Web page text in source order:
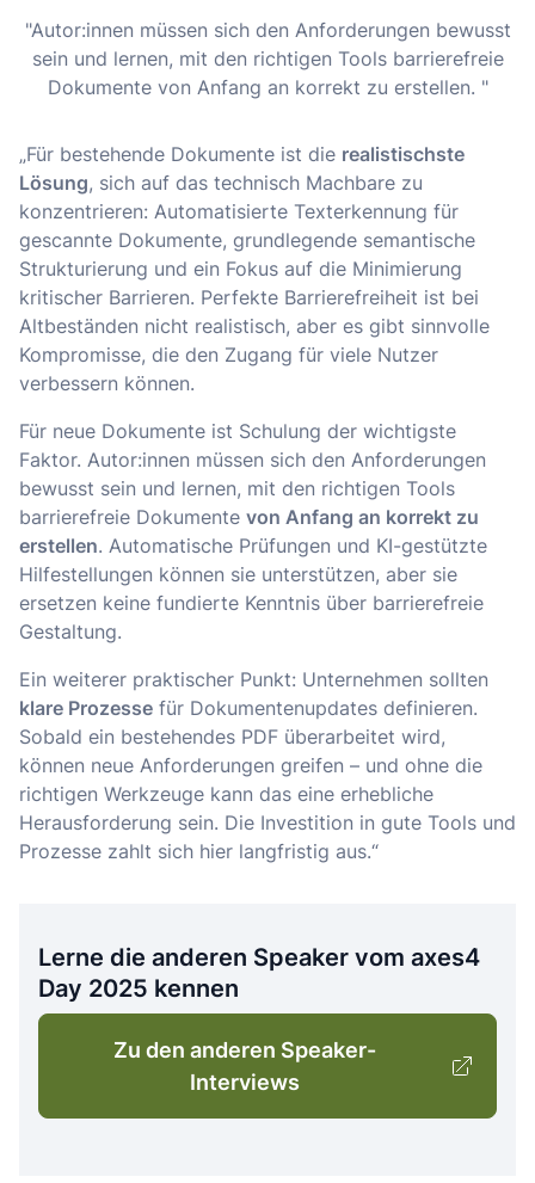
"Autor:innen müssen sich den Anforderungen bewusst
sein und lernen, mit den richtigen Tools barrierefreie
Dokumente von Anfang an korrekt zu erstellen. "
„Für bestehende Dokumente ist die realistischste
Lösung, sich auf das technisch Machbare zu
konzentrieren: Automatisierte Texterkennung für
gescannte Dokumente, grundlegende semantische
Strukturierung und ein Fokus auf die Minimierung
kritischer Barrieren. Perfekte Barrierefreiheit ist bei
Altbeständen nicht realistisch, aber es gibt sinnvolle
Kompromisse, die den Zugang für viele Nutzer
verbessern können.
Für neue Dokumente ist Schulung der wichtigste
Faktor. Autor:innen müssen sich den Anforderungen
bewusst sein und lernen, mit den richtigen Tools
barrierefreie Dokumente von Anfang an korrekt zu
erstellen. Automatische Prüfungen und KI-gestützte
Hilfestellungen können sie unterstützen, aber sie
ersetzen keine fundierte Kenntnis über barrierefreie
Gestaltung.
Ein weiterer praktischer Punkt: Unternehmen sollten
klare Prozesse für Dokumentenupdates definieren.
Sobald ein bestehendes PDF überarbeitet wird,
können neue Anforderungen greifen – und ohne die
richtigen Werkzeuge kann das eine erhebliche
Herausforderung sein. Die Investition in gute Tools und
Prozesse zahlt sich hier langfristig aus.“
Lerne die anderen Speaker vom axes4
Day 2025 kennen
Zu den anderen Speaker-
Interviews